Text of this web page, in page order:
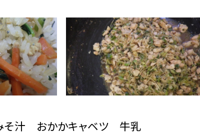
そ汁 おかかキャベツ 牛乳